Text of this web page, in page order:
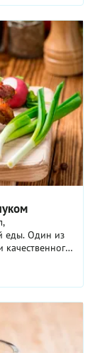
еды. Один из
сочность,
рецептах